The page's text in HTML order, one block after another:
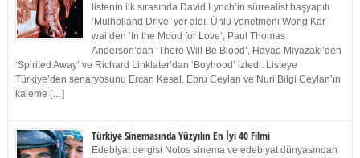
listenin ilk sırasında David Lynch’in sürrealist başyapıtı
‘Mulholland Drive’ yer aldı. Ünlü yönetmeni Wong Kar-
wai’den ‘In the Mood for Love’, Paul Thomas
Anderson’dan ‘There Will Be Blood’, Hayao Miyazaki’den
‘Spirited Away’ ve Richard Linklater’dan ‘Boyhood’ izledi. Listeye
Türkiye’den senaryosunu Ercan Kesal, Ebru Ceylan ve Nuri Bilgi Ceylan’ın
kaleme […]
Türkiye Sinemasında Yüzyılın En İyi 40 Filmi
Edebiyat dergisi Notos sinema ve edebiyat dünyasından